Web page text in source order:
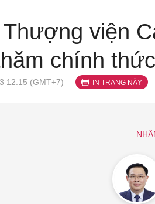
viện
chính
12:15 (GMT+7) IN TRANG NÀY